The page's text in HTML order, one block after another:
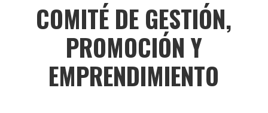
COMITÉ DE GESTIÓN,
PROMOCIÓN Y
EMPRENDIMIENTO